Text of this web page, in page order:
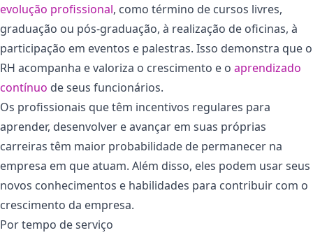
evolução profissional, como término de cursos livres,
graduação ou pós-graduação, à realização de oficinas, à
participação em eventos e palestras. Isso demonstra que o
RH acompanha e valoriza o crescimento e o aprendizado
contínuo de seus funcionários.
Os profissionais que têm incentivos regulares para
aprender, desenvolver e avançar em suas próprias
carreiras têm maior probabilidade de permanecer na
empresa em que atuam. Além disso, eles podem usar seus
novos conhecimentos e habilidades para contribuir com o
crescimento da empresa.
Por tempo de serviço